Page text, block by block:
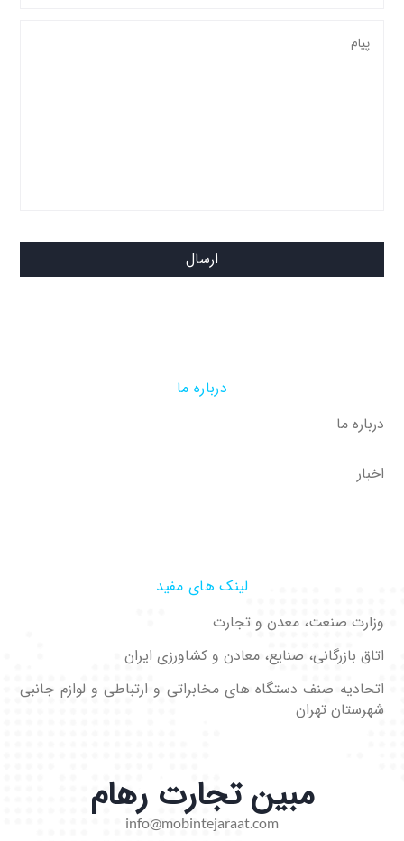
پیام
ارسال
درباره ما
درباره ما
اخبار
لینک های مفید
وزارت صنعت، معدن و تجارت
اتاق بازرگانی، صنایع، معادن و کشاورزی ایران
اتحادیه صنف دستگاه های مخابراتی و ارتباطی و لوازم جانبی
شهرستان تهران
مبین تجارت رهام
info@mobintejaraat.com